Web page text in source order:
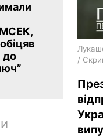
/
МСЕК,
до